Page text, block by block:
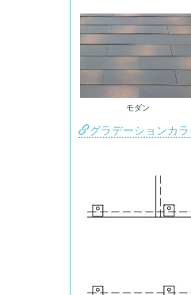
モダン
グラデーションカ